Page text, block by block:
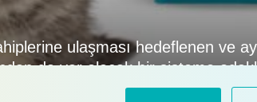
ulaşması hedeflenen ve
da var olacak bir sisteme
yanı sıra, dünyanın en